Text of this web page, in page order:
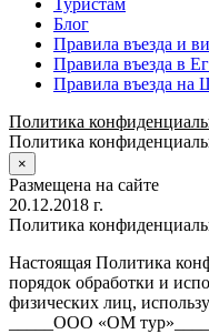
Туристам
Блог
Правила въезда и
Правила въезда в
Правила въезда на
Политика
Политика
×
Размещена на сайте
20.12.2018 г.
Политика
Настоящая Политика
порядок обработки и
физических лиц,
_____ООО «ОМ